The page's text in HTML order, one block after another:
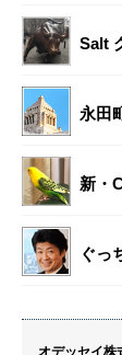
Salt
永田
新・
ぐっ